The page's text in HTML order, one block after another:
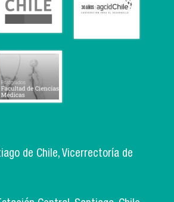
de Chile, Vicerrectoría de